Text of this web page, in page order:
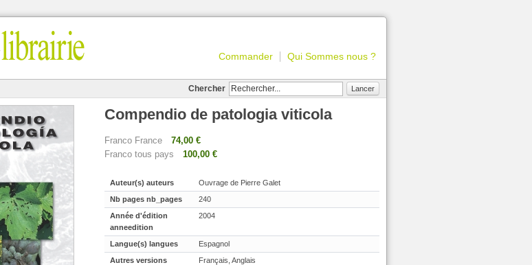
Commander Qui Sommes nous ?
Chercher Lancer
Compendio de patologia viticola
Franco France
74,00 €
Franco tous pays
100,00 €
Auteur(s) auteurs
Ouvrage de Pierre Galet
Nb pages nb_pages
240
Année d'édition
anneedition
2004
Langue(s) langues
Espagnol
Autres versions
Français, Anglais